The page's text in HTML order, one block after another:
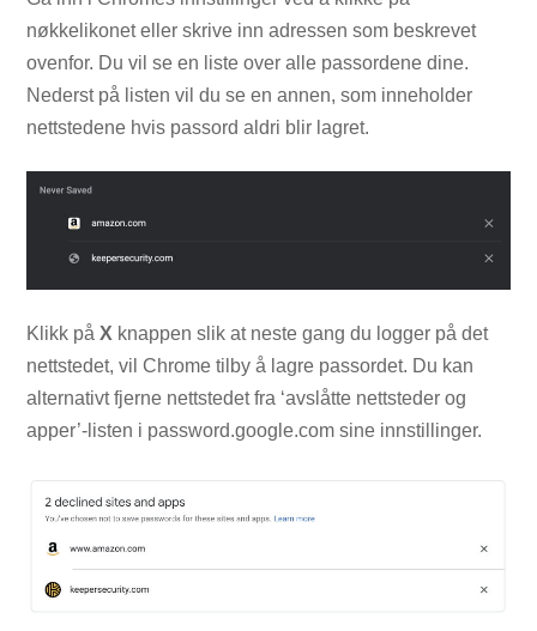
nøkkelikonet eller skrive inn adressen som beskrevet
ovenfor. Du vil se en liste over alle passordene dine.
Nederst på listen vil du se en annen, som inneholder
nettstedene hvis passord aldri blir lagret.
Klikk påX knappen slik at neste gang du logger på det
nettstedet, vil Chrome tilby å lagre passordet. Du kan
alternativt fjerne nettstedet fra ‘avslåtte nettsteder og
apper’-listen i password.google.com sine innstillinger.